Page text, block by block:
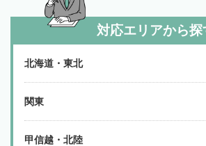
対応エリアから探
北海道・東北
関東
甲信越・北陸